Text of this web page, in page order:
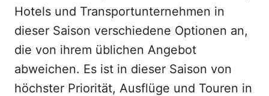
Hotels und Transportunternehmen in
dieser Saison verschiedene Optionen an,
die von ihrem üblichen Angebot
abweichen. Es ist in dieser Saison von
höchster Priorität, Ausflüge und Touren in